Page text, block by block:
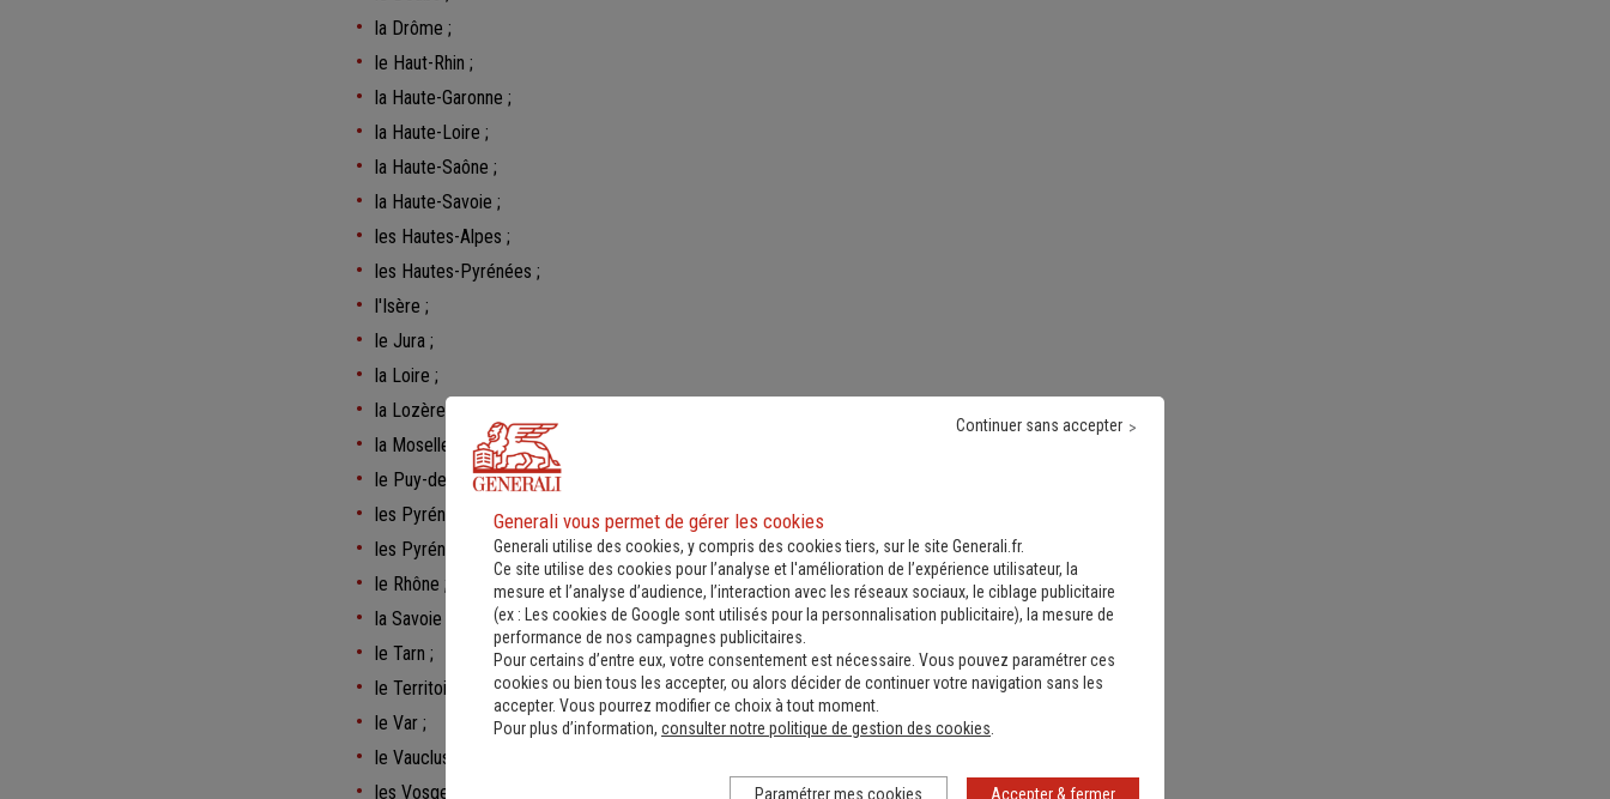
la Drôme ;
le Haut-Rhin ;
la Haute-Garonne ;
la Haute-Loire ;
la Haute-Saône ;
la Haute-Savoie ;
les Hautes-Alpes ;
les Hautes-Pyrénées ;
l'Isère ;
le Jura ;
la Loire ;
la Lozère ;
la Moselle ;
le Puy-de-Dôme ;
les Pyrénées-Atlantiques ;
les Pyrénées-Orientales ;
le Rhône ;
la Savoie ;
le Tarn ;
le Territoire de Belfort ;
le Var ;
le Vaucluse ;
les Vosges.
Generali vous permet de gérer les cookies
Generali utilise des cookies, y compris des cookies tiers, sur le site Generali.fr.
Ce site utilise des cookies pour l’analyse et l'amélioration de l’expérience utilisateur, la
mesure et l’analyse d’audience, l’interaction avec les réseaux sociaux, le ciblage publicitaire
(ex :
Les cookies de Google sont utilisés pour la personnalisation publicitaire), la mesure de
performance de nos campagnes publicitaires.
Pour certains d’entre eux, votre consentement est nécessaire. Vous pouvez paramétrer ces
cookies ou bien tous les accepter, ou alors décider de continuer votre navigation sans les
accepter. Vous pourrez modifier ce choix à tout moment.
Pour plus d’information, consulter notre politique de gestion des cookies
Accepter & fermer
Continuer sans accepter
Paramétrer mes cookies